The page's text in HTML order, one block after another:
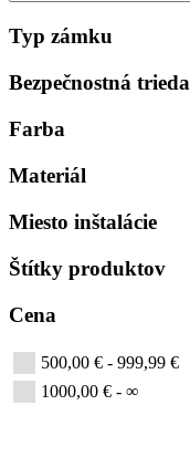
Typ zámku
Bezpečnostná trieda
Farba
Materiál
Miesto inštalácie
Štítky produktov
Cena
500,00 € - 999,99 €
1000,00 € - ∞